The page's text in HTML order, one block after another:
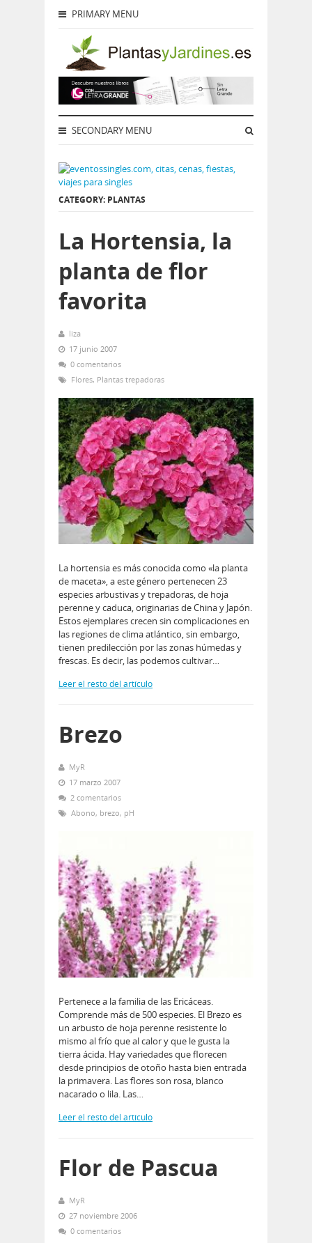
PRIMARY MENU
SECONDARY MENU
CATEGORY: PLANTAS
La Hortensia, la
planta de flor
favorita
liza
17 junio 2007
0 comentarios
Flores, Plantas trepadoras
La hortensia es más conocida como «la planta
de maceta», a este género pertenecen 23
especies arbustivas y trepadoras, de hoja
perenne y caduca, originarias de China y Japón.
Estos ejemplares crecen sin complicaciones en
las regiones de clima atlántico, sin embargo,
tienen predilección por las zonas húmedas y
frescas. Es decir, las podemos cultivar…
Leer el resto del artículo
Brezo
MyR
17 marzo 2007
2 comentarios
Abono, brezo, pH
Pertenece a la familia de las Ericáceas.
Comprende más de 500 especies. El Brezo es
un arbusto de hoja perenne resistente lo
mismo al frío que al calor y que le gusta la
tierra ácida. Hay variedades que florecen
desde principios de otoño hasta bien entrada
la primavera. Las flores son rosa, blanco
nacarado o lila. Las…
Leer el resto del artículo
Flor de Pascua
MyR
27 noviembre 2006
0 comentarios